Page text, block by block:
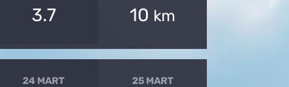
3.7 10 km
24 MART 25 MART